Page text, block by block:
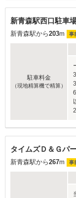
新青森駅西口駐車
新青森駅から203m 事
駐車料金
（現地精算機で精算）
タイムズＤ＆Ｇパ
新青森駅から267m 事